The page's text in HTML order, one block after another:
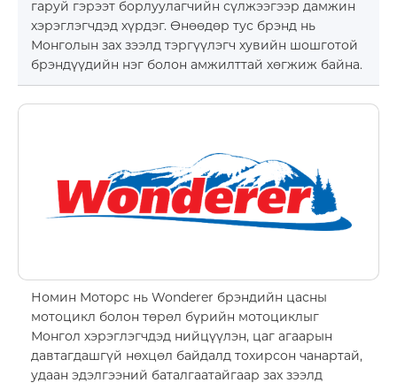
гаруй гэрээт борлуулагчийн сүлжээгээр дамжин
хэрэглэгчдэд хүрдэг. Өнөөдөр тус брэнд нь
Монголын зах зээлд тэргүүлэгч хувийн шошготой
брэндүүдийн нэг болон амжилттай хөгжиж байна.
Номин Моторс нь Wonderer брэндийн цасны
мотоцикл болон төрөл бүрийн мотоциклыг
Монгол хэрэглэгчдэд нийцүүлэн, цаг агаарын
давтагдашгүй нөхцөл байдалд тохирсон чанартай,
удаан эдэлгээний баталгаатайгаар зах зээлд